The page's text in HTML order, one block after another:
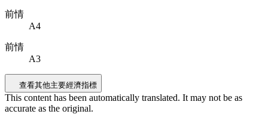
前情
A4
前情
A3
查看其他主要經濟指標
This content has been automatically translated. It may not be as
accurate as the original.